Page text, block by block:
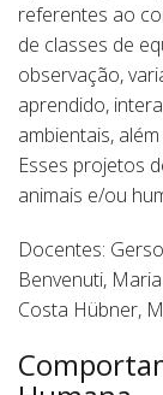
referentes ao
de classes de
observação,
aprendido,
ambientais,
Esses projetos
animais e/ou
Docentes:
Benvenuti,
Costa Hübner,